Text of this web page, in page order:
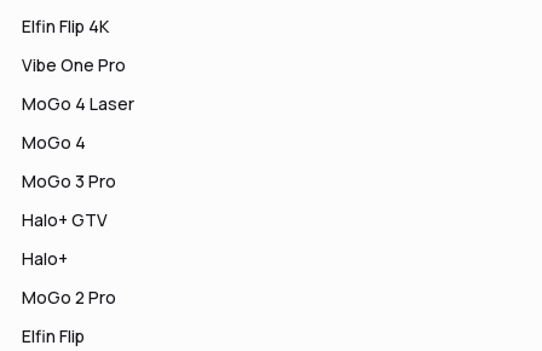
Elfin Flip 4K
Vibe One Pro
MoGo 4 Laser
MoGo 4
MoGo 3 Pro
Halo+ GTV
Halo+
MoGo 2 Pro
Elfin Flip